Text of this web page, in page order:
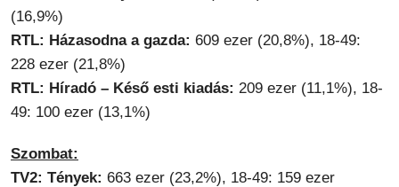
(16,9%)
RTL: Házasodna a gazda: 609 ezer (20,8%), 18-49:
228 ezer (21,8%)
RTL: Híradó – Késő esti kiadás: 209 ezer (11,1%), 18-
49: 100 ezer (13,1%)
Szombat:
TV2: Tények: 663 ezer (23,2%), 18-49: 159 ezer